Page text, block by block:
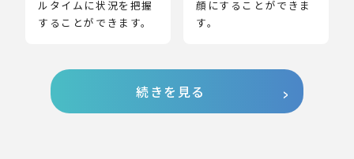
ルタイムに状況を把握
することができます。
顔にすることができま
す。
続きを見る